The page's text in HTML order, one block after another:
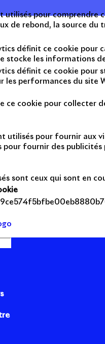
utilisés pour comprendre
de rebond, la source du
définit ce cookie pour
stocke les informations
définit ce cookie pour
les performances du site
ce cookie pour collecter
utilisés pour fournir aux
fournir des publicités
sont ceux qui sont en